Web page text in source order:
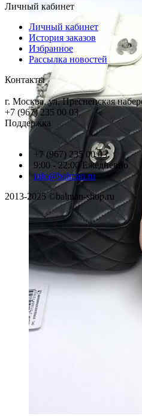
Личный кабинет
Личный кабинет
История заказов
Избранное
Рассылка новостей
Контакты
г. Москва, ул. Пресненская
+7 (967) 235 00 03
Поддержка
+7 (967) 235 00 03
9:00 - 22:00 Ежедневно
info@balman.ru
2013-2025 ©balman-shop.ru